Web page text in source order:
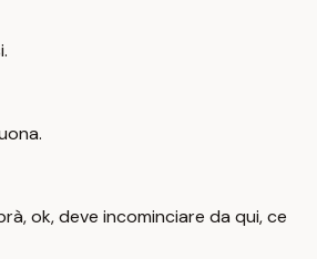
ok, deve incominciare da qui, ce